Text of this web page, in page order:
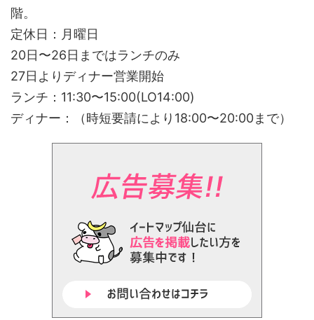
階。
定休日：月曜日
20日〜26日まではランチのみ
27日よりディナー営業開始
ランチ：11:30〜15:00(LO14:00)
ディナー：（時短要請により18:00〜20:00まで）